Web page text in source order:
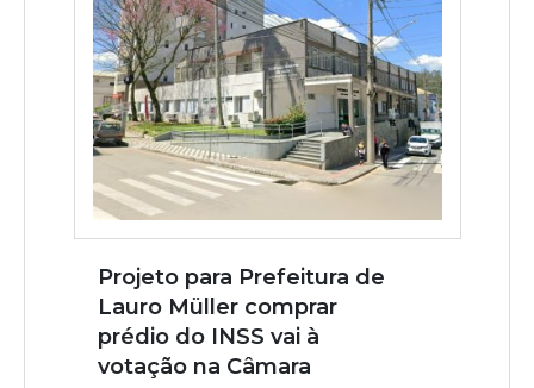
Projeto para Prefeitura de
Lauro Müller comprar
prédio do INSS vai à
votação na Câmara